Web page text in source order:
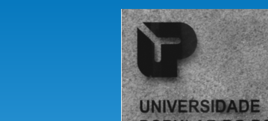
Universidade
Popular do
Porto
Associação
Cultural